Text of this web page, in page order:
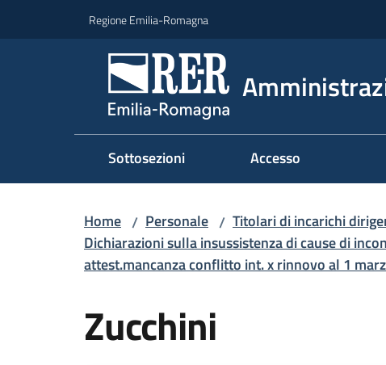
Regione Emilia-Romagna
Sottosezioni Accesso
Home / Personale / Titolari di incarichi
Dichiarazioni sulla insussistenza di cause di
attest.mancanza conflitto int. x rinnovo al 1
Zucchini